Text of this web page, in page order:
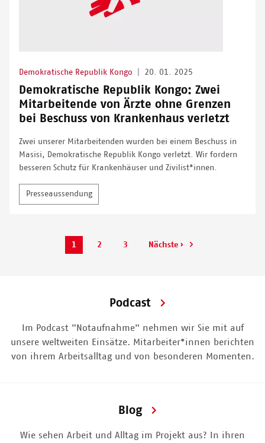
Demokratische Republik Kongo 20. 01. 2025
Demokratische Republik Kongo: Zwei
Mitarbeitende von Ärzte ohne Grenzen
bei Beschuss von Krankenhaus verletzt
Zwei unserer Mitarbeitenden wurden bei einem Beschuss in
Masisi, Demokratische Republik Kongo verletzt. Wir fordern
besseren Schutz für Krankenhäuser und Zivilist*innen.
Presseaussendung
Seitennummerierung
Aktuelle
1 Page
2 Page
3
Nächste
Nächste ›
Podcast
Im Podcast "Notaufnahme" nehmen wir Sie mit auf
unsere weltweiten Einsätze. Mitarbeiter*innen berichten
von ihrem Arbeitsalltag und von besonderen Momenten.
Blog
Wie sehen Arbeit und Alltag im Projekt aus? In ihren